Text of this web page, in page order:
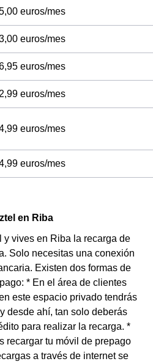
euros/mes
euros/mes
euros/mes
2,99 euros/mes
euros/mes
euros/mes
en Riba
y vives en Riba la recarga de
Solo necesitas una conexión
Existen dos formas de
* En el área de clientes
este espacio privado tendrás
desde ahí, tan solo deberás
para realizar la recarga. *
recargar tu móvil de prepago
a través de internet se